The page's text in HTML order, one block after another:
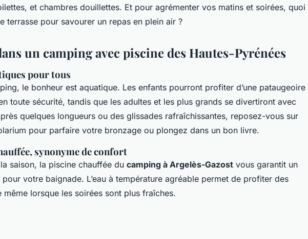
et chambres douillettes. Et pour agrémenter vos matins et soirées, quoi
terrasse pour savourer un repas en plein air ?
un camping avec piscine des Hautes-Pyrénées
pour tous
le bonheur est aquatique. Les enfants pourront profiter d’une pataugeoire
toute sécurité, tandis que les adultes et les plus grands se divertiront avec
quelques longueurs ou des glissades rafraîchissantes, reposez-vous sur
pour parfaire votre bronzage ou plongez dans un bon livre.
synonyme de confort
saison, la piscine chauffée du camping à Argelès-Gazost vous garantit un
votre baignade. L’eau à température agréable permet de profiter des
même lorsque les soirées sont plus fraîches.